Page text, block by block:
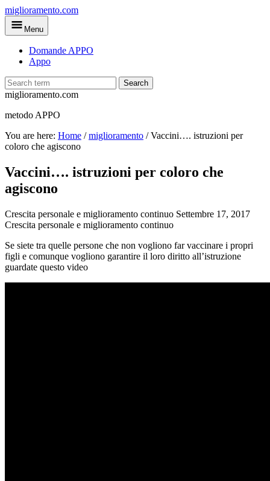
Skip
to
main
miglioramento.com
Menu
Domande APPO
Appo
Search
miglioramento.com
metodo APPO
You are here: Home /miglioramento /Vaccini…. istruzioni per
coloro che agiscono
Vaccini…. istruzioni per coloro che
agiscono
Crescita personale e miglioramento continuo Settembre 17, 2017
Crescita personale e miglioramento continuo
Se siete tra quelle persone che non vogliono far vaccinare i propri
figli e comunque vogliono garantire il loro diritto all’istruzione
guardate questo video